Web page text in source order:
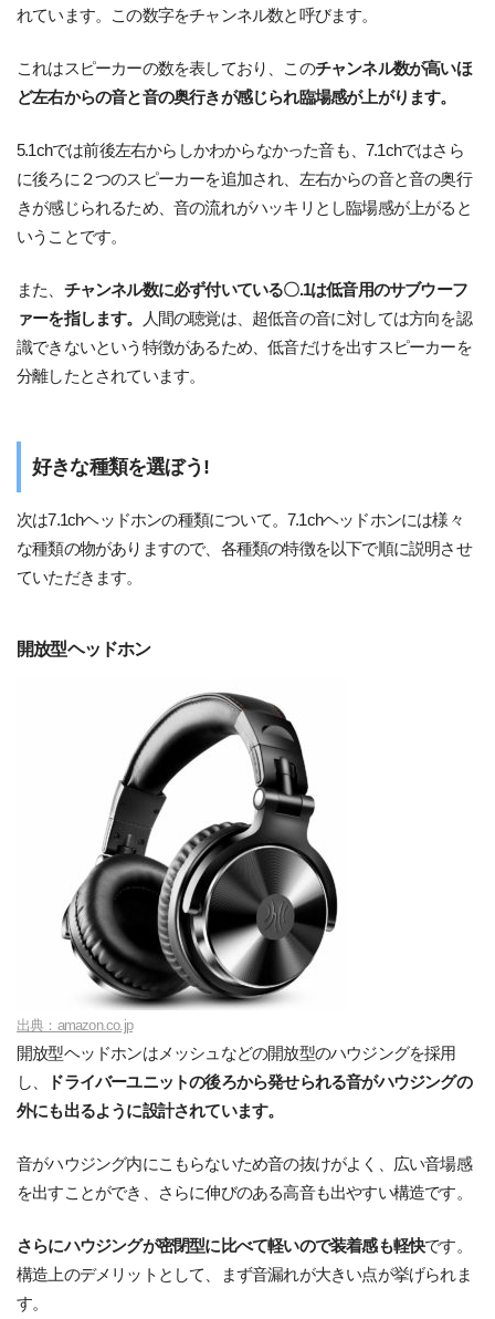
れています。この数字をチャンネル数と呼びます。
これはスピーカーの数を表しており、このチャンネル数が高いほ
ど左右からの音と音の奥行きが感じられ臨場感が上がります。
5.1chでは前後左右からしかわからなかった音も、7.1chではさら
に後ろに２つのスピーカーを追加され、左右からの音と音の奥行
きが感じられるため、音の流れがハッキリとし臨場感が上がると
いうことです。
また、 チャンネル数に必ず付いている〇.1は低音用のサブウーフ
ァーを指します。
人間の聴覚は、超低音の音に対しては方向を認
識できないという特徴があるため、低音だけを出すスピーカーを
分離したとされています。
好きな種類を選ぼう!
次は7.1chヘッドホンの種類について。7.1chヘッドホンには様々
な種類の物がありますので、各種類の特徴を以下で順に説明させ
ていただきます。
開放型ヘッドホン
出典：amazon.co.jp
開放型ヘッドホンはメッシュなどの開放型のハウジングを採用
し、
ドライバーユニットの後ろから発せられる音がハウジングの
外にも出るように設計されています。
音がハウジング内にこもらないため音の抜けがよく、広い音場感
を出すことができ、さらに伸びのある高音も出やすい構造です。
さらにハウジングが密閉型に比べて軽いので装着感も軽快です。
構造上のデメリットとして、まず音漏れが大きい点が挙げられま
す。